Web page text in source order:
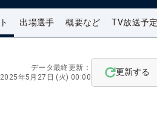
出場選手 概要など TV放送予定
データ最終更新：
2025年5月27日 (火) 00:00
更新する